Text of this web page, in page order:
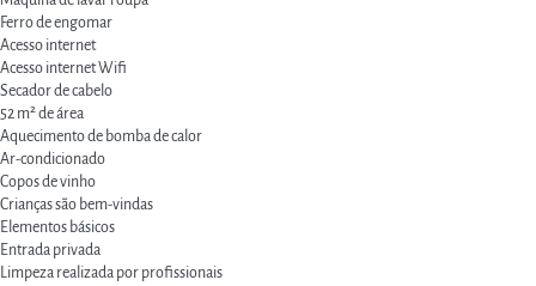
Ferro de engomar
Acesso internet
Acesso internetWifi
Secador de cabelo
52 m² de área
Aquecimento de bomba de calor
Ar-condicionado
Copos de vinho
Crianças são bem-vindas
Elementos básicos
Entrada privada
Limpeza realizada por profissionais